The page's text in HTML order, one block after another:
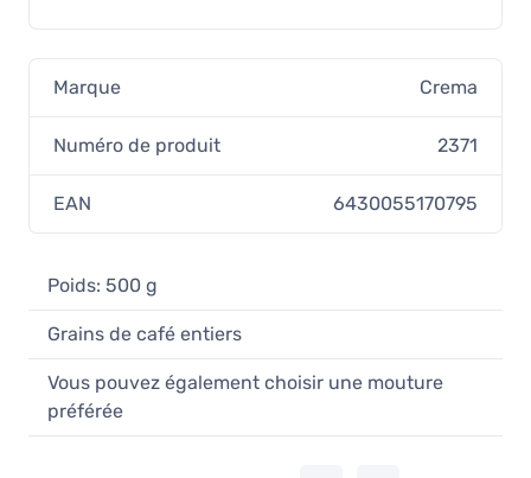
Marque Crema
Numéro de produit 2371
EAN 6430055170795
Poids: 500 g
Grains de café entiers
Vous pouvez également choisir une mouture
préférée